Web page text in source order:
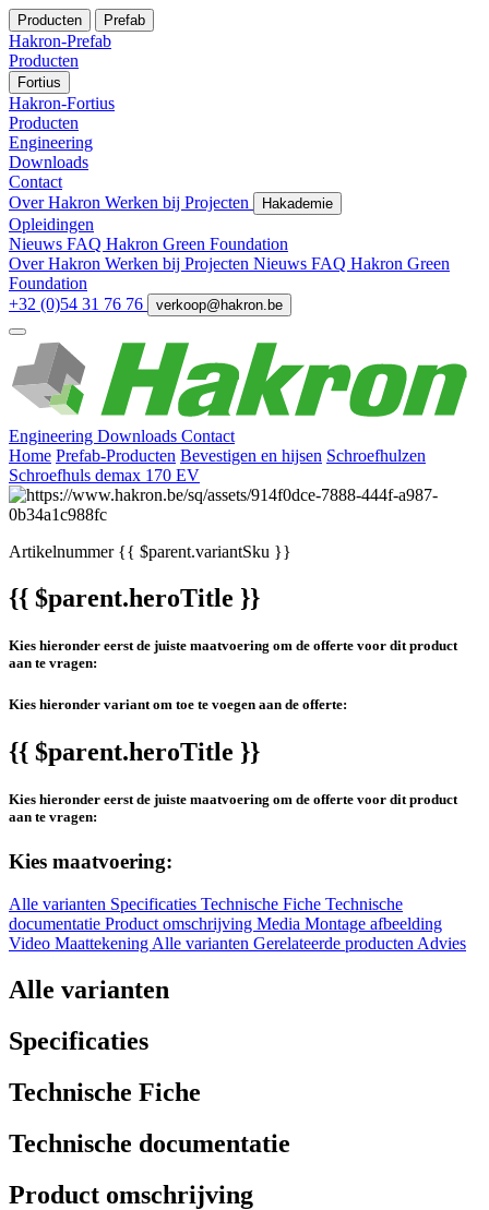
Producten Prefab
Hakron-Prefab
Producten
Fortius
Hakron-Fortius
Producten
Engineering
Downloads
Contact
Over Hakron Werken bij Projecten Hakademie
Opleidingen
Nieuws FAQ Hakron Green Foundation
Over Hakron Werken bij Projecten Nieuws FAQ Hakron Green
Foundation
+32 (0)54 31 76 76
verkoop@hakron.be
Engineering Downloads Contact
Home Prefab-Producten Bevestigen en hijsen Schroefhulzen
Schroefhuls demax 170 EV
Artikelnummer{{ $parent.variantSku }}
{{ $parent.heroTitle }}
Kies hieronder eerst de juiste maatvoering om de offerte voor dit product
aan te vragen:
Kies hieronder variant om toe te voegen aan de offerte:
{{ $parent.heroTitle }}
Kies hieronder eerst de juiste maatvoering om de offerte voor dit product
aan te vragen:
Kies maatvoering:
Alle varianten Specificaties Technische Fiche Technische
documentatie Product omschrijving Media Montage afbeelding
Video Maattekening Alle varianten Gerelateerde producten Advies
Alle varianten
Specificaties
Technische Fiche
Technische documentatie
Product omschrijving